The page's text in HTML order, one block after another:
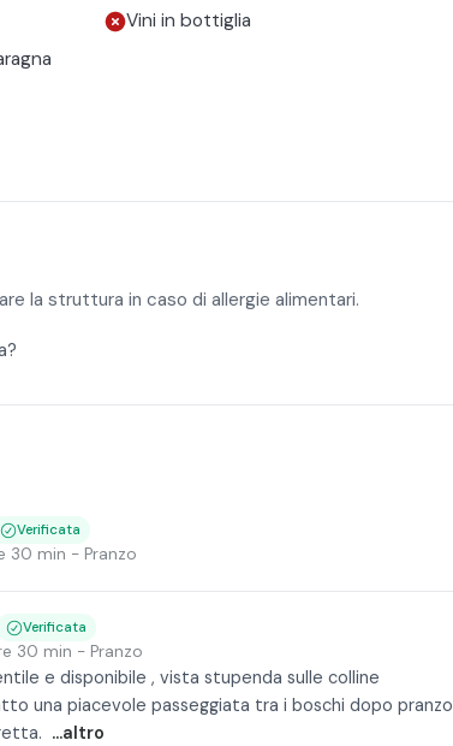
diversi piatti tipici.
Vini in bottiglia
la struttura in caso di allergie alimentari.
Verificata
30 min - Pranzo
Verificata
30 min - Pranzo
e disponibile , vista stupenda sulle colline
una piacevole passeggiata tra i boschi dopo pranzo
...altro